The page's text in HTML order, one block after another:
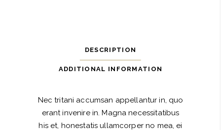
DESCRIPTION
ADDITIONAL INFORMATION
Nec tritani accumsan appellantur in, quo
erant invenire in. Magna necessitatibus
his et, honestatis ullamcorper no mea, ei